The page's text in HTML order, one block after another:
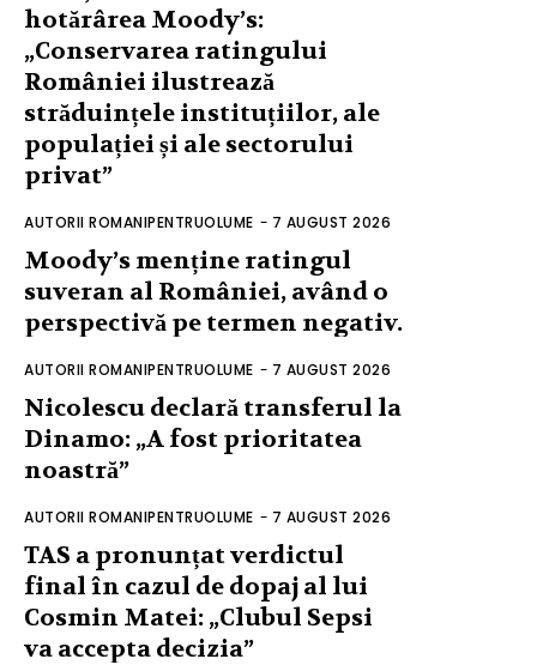
hotărârea Moody’s:
„Conservarea ratingului
României ilustrează
străduințele instituțiilor, ale
populației și ale sectorului
privat”
AUTORII ROMANIPENTRUOLUME - 7 AUGUST 2026
Moody’s menține ratingul
suveran al României, având o
perspectivă pe termen negativ.
AUTORII ROMANIPENTRUOLUME - 7 AUGUST 2026
Nicolescu declară transferul la
Dinamo: „A fost prioritatea
noastră”
AUTORII ROMANIPENTRUOLUME - 7 AUGUST 2026
TAS a pronunțat verdictul
final în cazul de dopaj al lui
Cosmin Matei: „Clubul Sepsi
va accepta decizia”